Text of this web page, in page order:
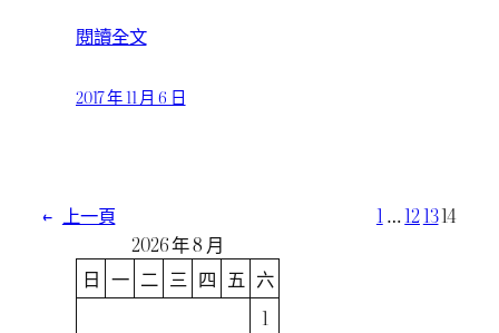
閱讀全文
2017 年 11 月 6 日
← 上一頁 1…121314
2026 年 8 月
日 一 二 三 四 五 六
1